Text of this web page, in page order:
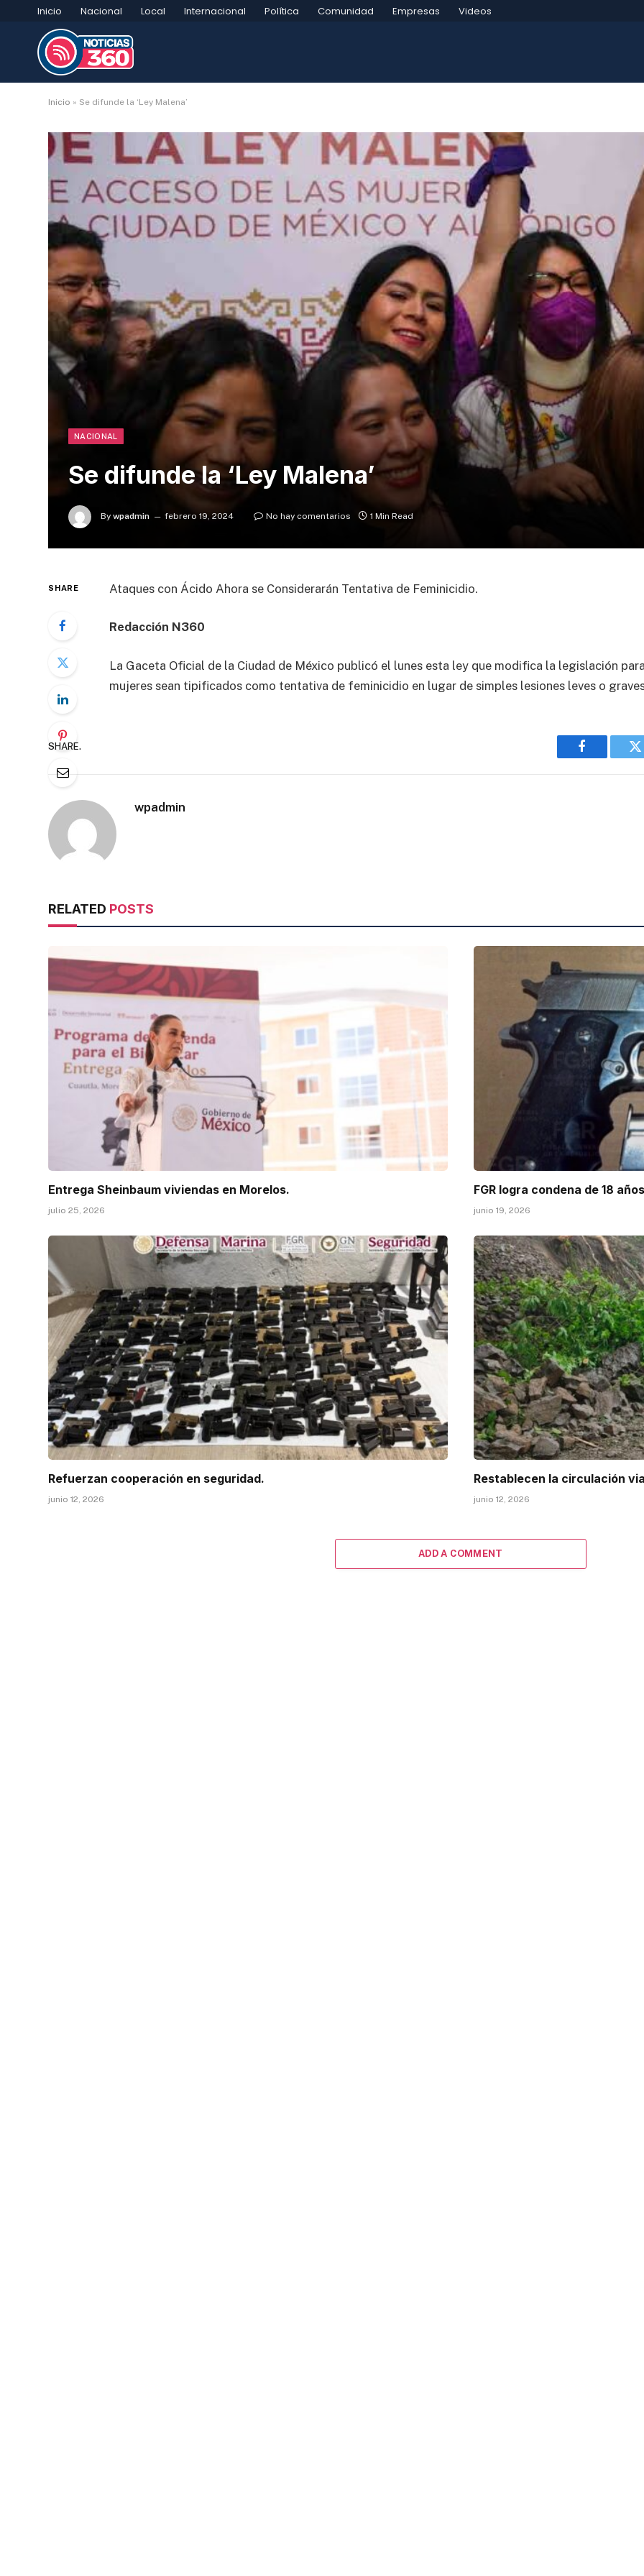
Inicio Nacional Local Internacional Política Comunidad Empresas Videos
Inicio » Se difunde la ‘Ley Malena’
NACIONAL
Se difunde la ‘Ley Malena’
By wpadmin febrero 19, 2024 No hay comentarios 1 Min Read
SHARE Ataques con Ácido Ahora se Considerarán Tentativa de Feminicidio.
Redacción N360
La Gaceta Oficial de la Ciudad de México publicó el lunes esta ley que modifica la legislación
mujeres sean tipificados como tentativa de feminicidio en lugar de simples lesiones leves o
SHARE.
Facebook
wpadmin
RELATED POSTS
Entrega Sheinbaum viviendas en Morelos.
julio 25, 2026
FGR logra condena de 18
junio 19, 2026
Refuerzan cooperación en seguridad.
junio 12, 2026
Restablecen la circulación
junio 12, 2026
ADD A COMMENT